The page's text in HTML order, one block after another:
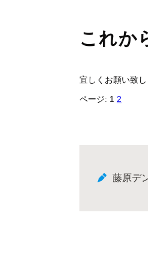
これか
宜しくお願い致し
ページ: 1 2
藤原デ